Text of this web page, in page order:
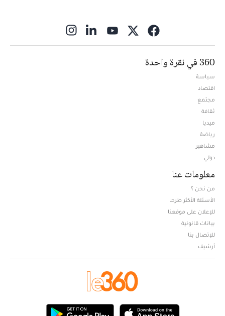
360 في نقرة واحدة
سياسة
اقتصاد
مجتمع
ثقافة
ميديا
رياضة
مشاهير
دولي
معلومات عنا
من نحن ؟
الأسئلة الأكثر طرحا
للإعلان على موقعنا
بيانات قانونية
للإتصال بنا
أرشيف